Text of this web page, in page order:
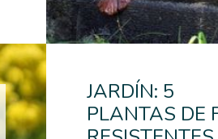
JARDÍN: 5
PLANTAS DE